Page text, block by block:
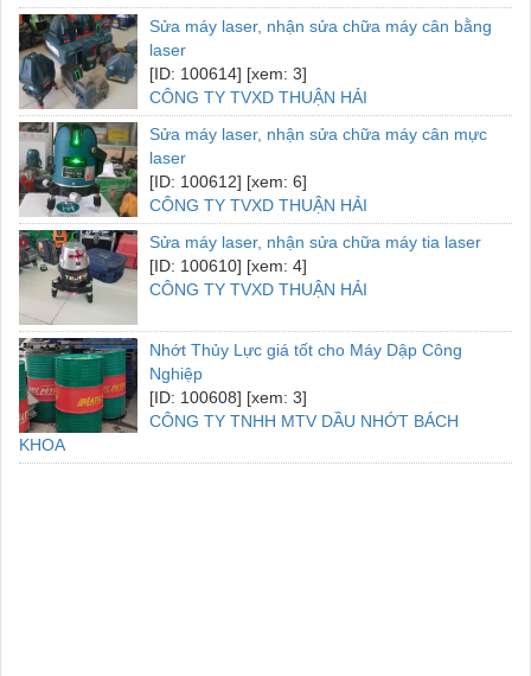
Sửa máy laser, nhận sửa chữa máy cân bằng
laser
[ID: 100614] [xem: 3]
CÔNG TY TVXD THUẬN HẢI
Sửa máy laser, nhận sửa chữa máy cân mực
laser
[ID: 100612] [xem: 6]
CÔNG TY TVXD THUẬN HẢI
Sửa máy laser, nhận sửa chữa máy tia laser
[ID: 100610] [xem: 4]
CÔNG TY TVXD THUẬN HẢI
Nhớt Thủy Lực giá tốt cho Máy Dập Công
Nghiệp
[ID: 100608] [xem: 3]
CÔNG TY TNHH MTV DẦU NHỚT BÁCH
KHOA